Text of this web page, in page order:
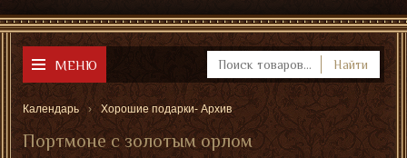
МЕНЮ Найти
Календарь Хорошие подарки- Архив
Портмоне с золотым орлом